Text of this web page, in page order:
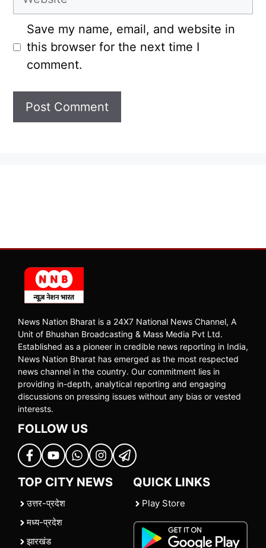
Save my name, email, and website in
this browser for the next time I
comment.
News Nation Bharat is a 24X7 National News Channel, A
Unit of Bhushan Broadcasting & Mass Media Pvt Ltd.
Established as a pioneer in credible news reporting in India,
News Nation Bharat has emerged as the most respected
news channel in the country. Our commitment lies in
providing in-depth, analytical reporting and engaging
discussions on pressing issues without any bias or vested
interests.
FOLLOW US
TOP CITY NEWS
उत्तर-प्रदेश
मध्य-प्रदेश
झारखंड
QUICK LINKS
Play Store